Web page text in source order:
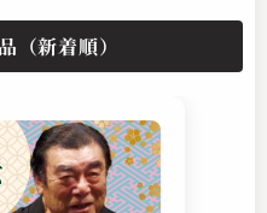
（新着順）